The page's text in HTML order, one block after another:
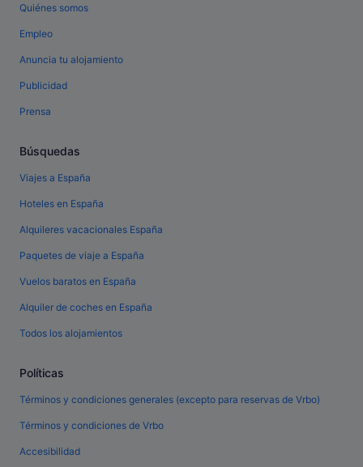
Quiénes somos
Empleo
Anuncia tu alojamiento
Publicidad
Prensa
Búsquedas
Viajes a España
Hoteles en España
Alquileres vacacionales España
Paquetes de viaje a España
Vuelos baratos en España
Alquiler de coches en España
Todos los alojamientos
Políticas
Términos y condiciones generales (excepto para reservas de Vrbo)
Términos y condiciones de Vrbo
Accesibilidad